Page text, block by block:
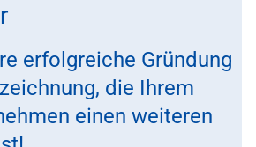
erfolgreiche Gründung
die Ihrem
einen weiteren